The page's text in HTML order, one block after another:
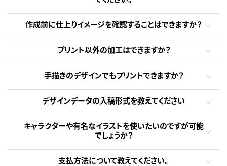
作成前に仕上りイメージを確認することはできますか？
プリント以外の加工はできますか？
手描きのデザインでもプリントできますか？
デザインデータの入稿形式を教えてください
キャラクターや有名なイラストを使いたいのですが可能
でしょうか？
支払方法について教えてください。